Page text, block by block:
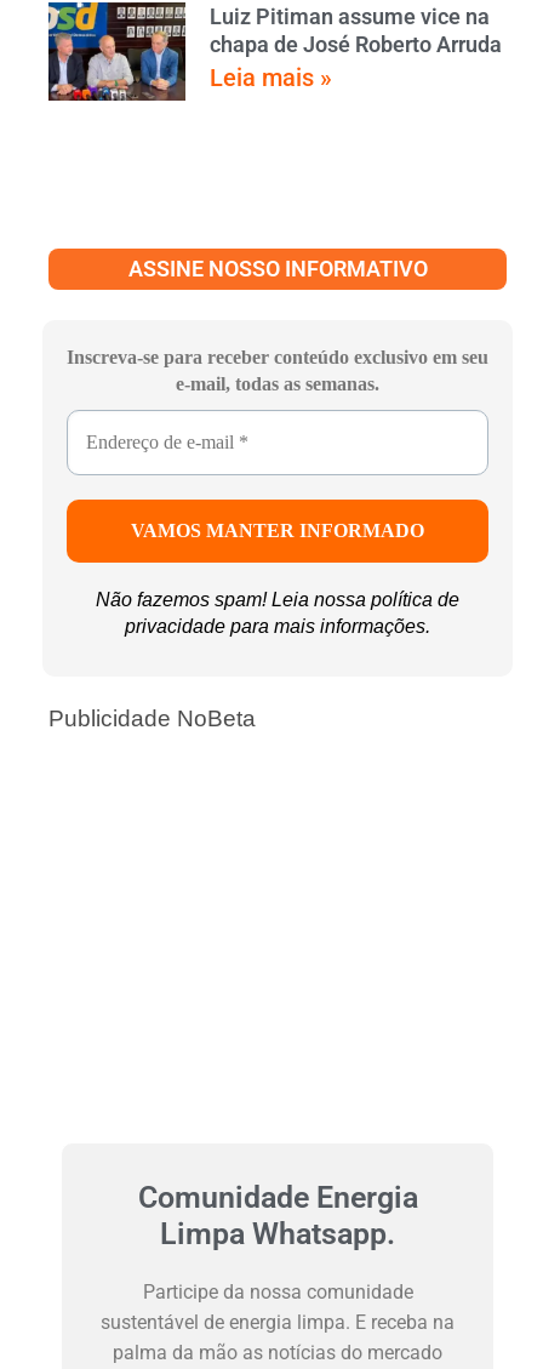
Luiz Pitiman assume vice na
chapa de José Roberto Arruda
Leia mais »
ASSINE NOSSO INFORMATIVO
Inscreva-se para receber conteúdo exclusivo em seu
e-mail, todas as semanas.
Não fazemos spam! Leia nossa política de
privacidade para mais informações.
Publicidade NoBeta
Comunidade Energia
Limpa Whatsapp.
Participe da nossa comunidade
sustentável de energia limpa. E receba na
palma da mão as notícias do mercado